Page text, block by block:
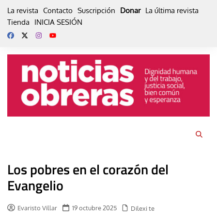
La revista Contacto Suscripción Donar La última revista
Tienda
INICIA SESIÓN
Los pobres en el corazón del
Evangelio
Evaristo Villar 19 octubre 2025 Dilexi te